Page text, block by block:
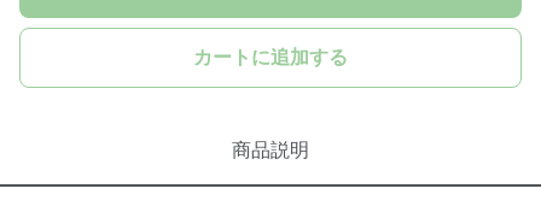
カートに追加する
商品説明